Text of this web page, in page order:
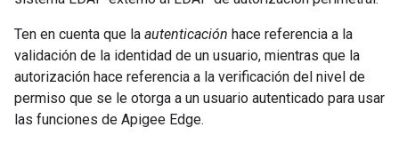
Ten en cuenta que la autenticación hace referencia a la
validación de la identidad de un usuario, mientras que la
autorización hace referencia a la verificación del nivel de
permiso que se le otorga a un usuario autenticado para usar
las funciones de Apigee Edge.